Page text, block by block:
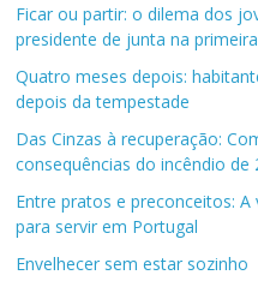
Ficar ou partir: o dilema dos
presidente de junta na
Quatro meses depois:
depois da tempestade
Das Cinzas à recuperação:
consequências do incêndio de
Entre pratos e preconceitos:
para servir em Portugal
Envelhecer sem estar sozinho